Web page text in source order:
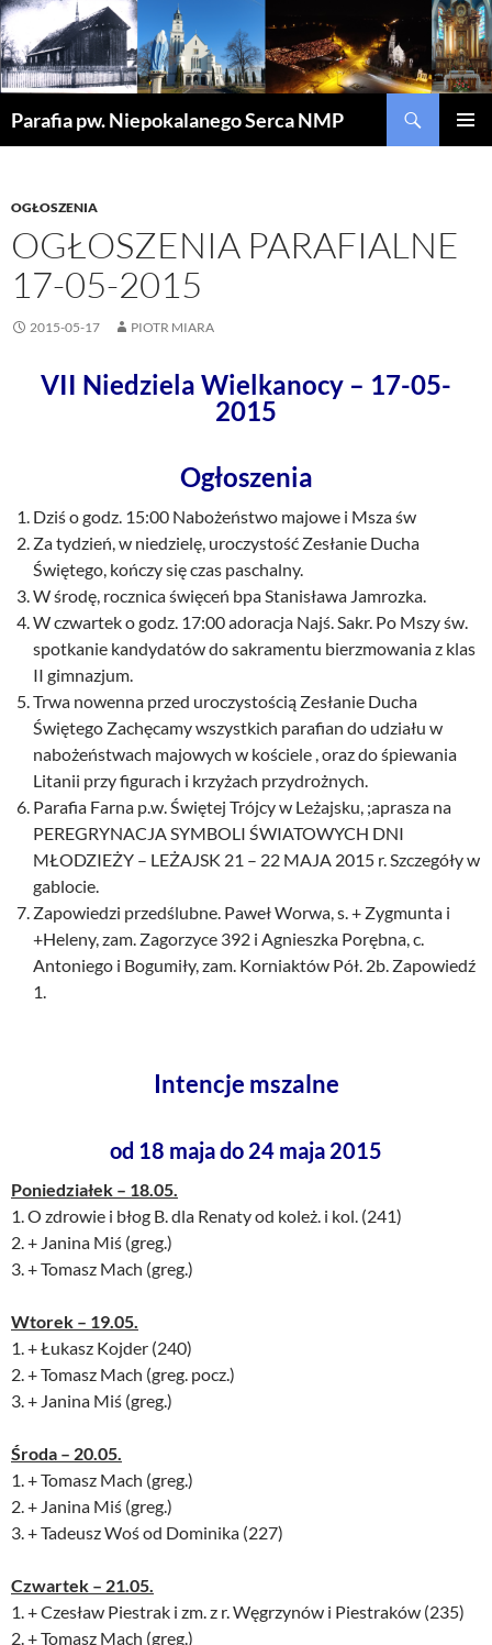
Parafia pw. Niepokalanego Serca NMP
OGŁOSZENIA
OGŁOSZENIA PARAFIALNE
17-05-2015
2015-05-17 PIOTR MIARA
VII Niedziela Wielkanocy – 17-05-
2015
Ogłoszenia
Dziś o godz. 15:00 Nabożeństwo majowe i Msza św
Za tydzień, w niedzielę, uroczystość Zesłanie Ducha
Świętego, kończy się czas paschalny.
W środę, rocznica święceń bpa Stanisława Jamrozka.
W czwartek o godz. 17:00 adoracja Najś. Sakr. Po Mszy św.
spotkanie kandydatów do sakramentu bierzmowania z klas
II gimnazjum.
Trwa nowenna przed uroczystością Zesłanie Ducha
Świętego Zachęcamy wszystkich parafian do udziału w
nabożeństwach majowych w kościele , oraz do śpiewania
Litanii przy figurach i krzyżach przydrożnych.
Parafia Farna p.w. Świętej Trójcy w Leżajsku, ;aprasza na
PEREGRYNACJA SYMBOLI ŚWIATOWYCH DNI
MŁODZIEŻY – LEŻAJSK 21 – 22 MAJA 2015 r. Szczegóły w
gablocie.
Zapowiedzi przedślubne. Paweł Worwa, s. + Zygmunta i
+Heleny, zam. Zagorzyce 392 i Agnieszka Porębna, c.
Antoniego i Bogumiły, zam. Korniaktów Pół. 2b. Zapowiedź
1.
Intencje mszalne
od 18 maja do 24 maja 2015
Poniedziałek – 18.05.
1. O zdrowie i błog B. dla Renaty od koleż. i kol. (241)
2. + Janina Miś (greg.)
3. + Tomasz Mach (greg.)
Wtorek – 19.05.
1. + Łukasz Kojder (240)
2. + Tomasz Mach (greg. pocz.)
3. + Janina Miś (greg.)
Środa – 20.05.
1. + Tomasz Mach (greg.)
2. + Janina Miś (greg.)
3. + Tadeusz Woś od Dominika (227)
Czwartek – 21.05.
1. + Czesław Piestrak i zm. z r. Węgrzynów i Piestraków (235)
2. + Tomasz Mach (greg.)